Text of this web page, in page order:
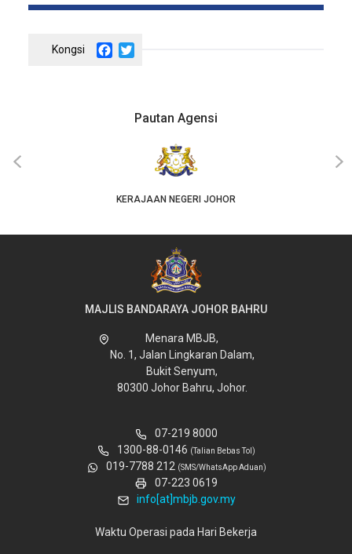
Facebook
Pautan Agensi
KERAJAAN NEGERI JOHOR
‹ ›
MAJLIS BANDARAYA JOHOR BAHRU
Menara MBJB,
No. 1, Jalan Lingkaran Dalam,
Bukit Senyum,
80300 Johor Bahru, Johor.
07-219 8000
1300-88-0146 (Talian Bebas Tol)
019-7788 212 (SMS/WhatsApp Aduan)
07-223 0619
info[at]mbjb.gov.my
Waktu Operasi pada Hari Bekerja